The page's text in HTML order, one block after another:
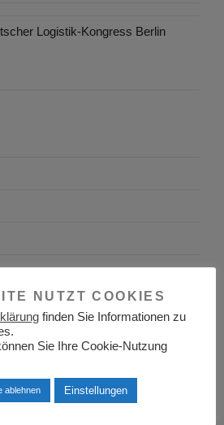
Logistik-Kongress Berlin
NUTZT COOKIES
finden Sie Informationen zu
Sie Ihre Cookie-Nutzung
ablehnen Einstellungen